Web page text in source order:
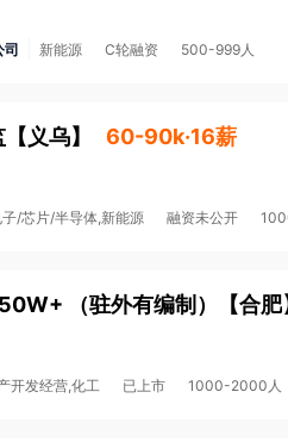
司 新能源 C轮融资 500-999人
【 义乌】 60-90k·16薪
子/芯片/半导体,新能源 融资未公开
（驻外有编制） 【合肥
开发经营,化工 已上市 1000-2000人